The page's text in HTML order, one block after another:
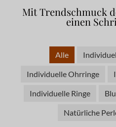
Mit Trendschmuck
einen
Alle
Individuelle Ohrringe
Individuelle Ringe
Natürliche